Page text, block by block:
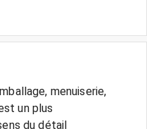
menuiserie,
un plus
du détail